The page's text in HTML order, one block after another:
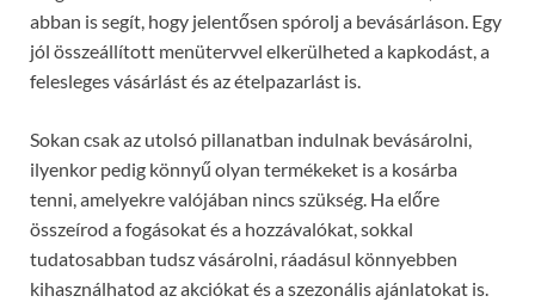
abban is segít, hogy jelentősen spórolj a bevásárláson. Egy
jól összeállított menütervvel elkerülheted a kapkodást, a
felesleges vásárlást és az ételpazarlást is.
Sokan csak az utolsó pillanatban indulnak bevásárolni,
ilyenkor pedig könnyű olyan termékeket is a kosárba
tenni, amelyekre valójában nincs szükség. Ha előre
összeírod a fogásokat és a hozzávalókat, sokkal
tudatosabban tudsz vásárolni, ráadásul könnyebben
kihasználhatod az akciókat és a szezonális ajánlatokat is.